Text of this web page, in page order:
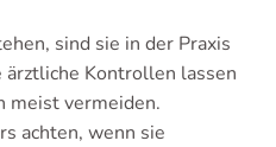
sind sie in der Praxis
Kontrollen lassen
meist vermeiden.
achten, wenn sie